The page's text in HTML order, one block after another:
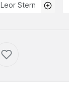
Leor Stern